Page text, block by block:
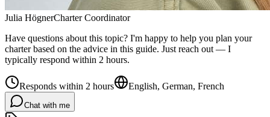
Julia HögnerCharter Coordinator
Have questions about this topic? I'm happy to help you plan your
charter based on the advice in this guide. Just reach out — I
typically respond within 2 hours.
Responds within 2 hours English, German, French
Chat with me